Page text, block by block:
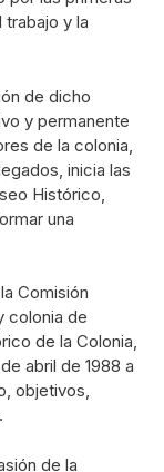
y la
de dicho
y permanente
de la colonia,
inicia las
Histórico,
una
Comisión
colonia de
de la Colonia,
abril de 1988 a
objetivos,
de la